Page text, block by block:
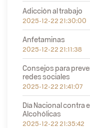
Adicción al trabajo
2025-12-22 21:30:00
Anfetaminas
2025-12-22 21:11:38
Consejos para
redes sociales
2025-12-22 21:41:07
Día Nacional contra
Alcohólicas
2025-12-22 21:35:42